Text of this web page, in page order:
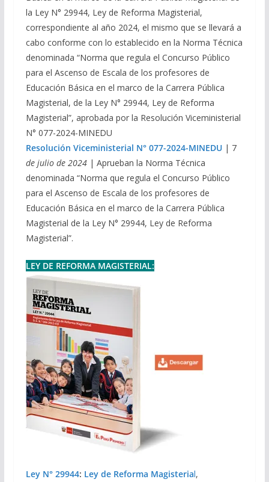
la Ley N° 29944, Ley de Reforma Magisterial,
correspondiente al año 2024, el mismo que se llevará a
cabo conforme con lo establecido en la Norma Técnica
denominada “Norma que regula el Concurso Público
para el Ascenso de Escala de los profesores de
Educación Básica en el marco de la Carrera Pública
Magisterial, de la Ley N° 29944, Ley de Reforma
Magisterial”, aprobada por la Resolución Viceministerial
N° 077-2024-MINEDU
Resolución Viceministerial N° 077-2024-MINEDU | 7
de julio de 2024| Aprueban la Norma Técnica
denominada “Norma que regula el Concurso Público
para el Ascenso de Escala de los profesores de
Educación Básica en el marco de la Carrera Pública
Magisterial de la Ley N° 29944, Ley de Reforma
Magisterial”.
LEY DE REFORMA MAGISTERIAL:
Ley N° 29944: Ley de Reforma Magisterial,